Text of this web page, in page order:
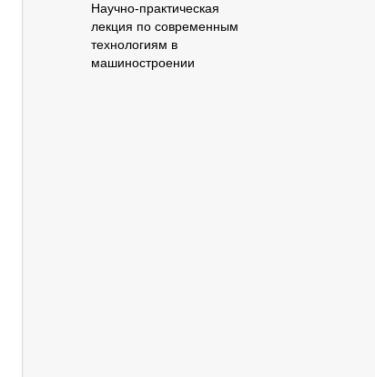
Научно-практическая
лекция по современным
технологиям в
машиностроении